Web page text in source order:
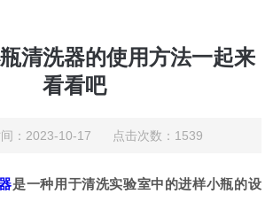
清洗器的使用方法一起来
看看吧
间：2023-10-17 点击次数：1539
是一种用于清洗实验室中的进样小瓶的设